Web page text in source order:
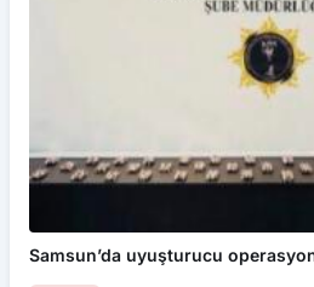
Samsun’da uyuşturucu